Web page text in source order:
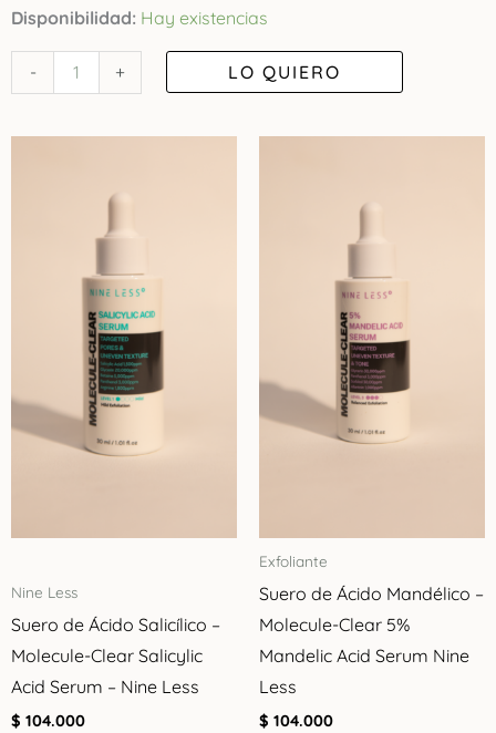
Disponibilidad: Hay existencias
-
Melaclear
Cream
Melasma
+ LO QUIERO
Nine Less
Suero de Ácido Salicílico –
Molecule-Clear Salicylic
Acid Serum – Nine Less
$ 104.000
Exfoliante
Suero de Ácido Mandélico –
Molecule-Clear 5%
Mandelic Acid Serum Nine
Less
$ 104.000